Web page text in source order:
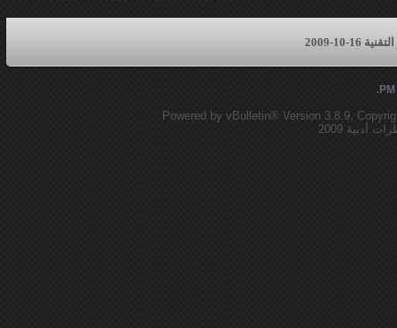
10-2009
.
Powered by vBulletin® Version 3.8.9,
2009